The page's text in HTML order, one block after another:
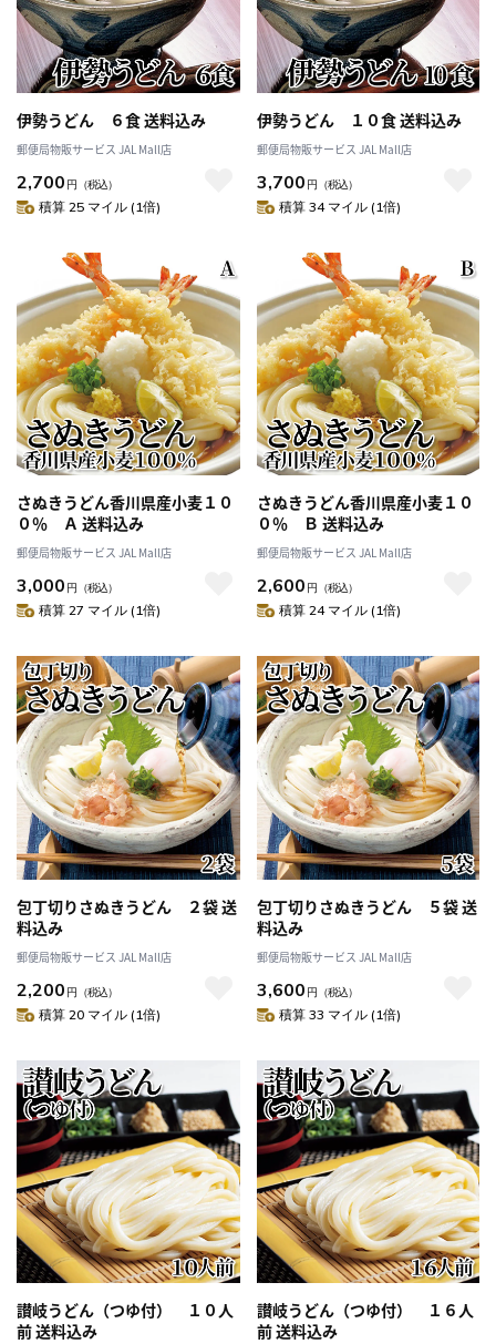
伊勢うどん ６食 送料込み
郵便局物販サービス JAL Mall店
2,700 円 （税込）
積算 25 マイル (1倍)
伊勢うどん １０食 送料込み
郵便局物販サービス JAL Mall店
3,700 円 （税込）
積算 34 マイル (1倍)
さぬきうどん香川県産小麦１０
０％ Ａ 送料込み
郵便局物販サービス JAL Mall店
3,000 円 （税込）
積算 27 マイル (1倍)
さぬきうどん香川県産小麦１０
０％ Ｂ 送料込み
郵便局物販サービス JAL Mall店
2,600 円 （税込）
積算 24 マイル (1倍)
包丁切りさぬきうどん ２袋 送
料込み
郵便局物販サービス JAL Mall店
2,200 円 （税込）
積算 20 マイル (1倍)
包丁切りさぬきうどん ５袋 送
料込み
郵便局物販サービス JAL Mall店
3,600 円 （税込）
積算 33 マイル (1倍)
讃岐うどん（つゆ付） １０人
前 送料込み
讃岐うどん（つゆ付） １６人
前 送料込み